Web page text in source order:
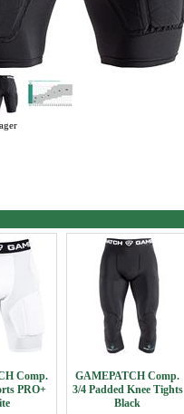
Comp.
PRO+
GAMEPATCH Comp.
3/4 Padded Knee Tights
Black